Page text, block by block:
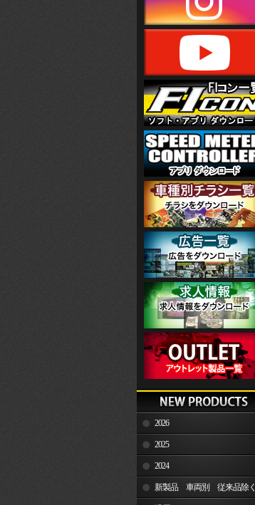
2026
2025
2024
新製品 車両別 従来品除く